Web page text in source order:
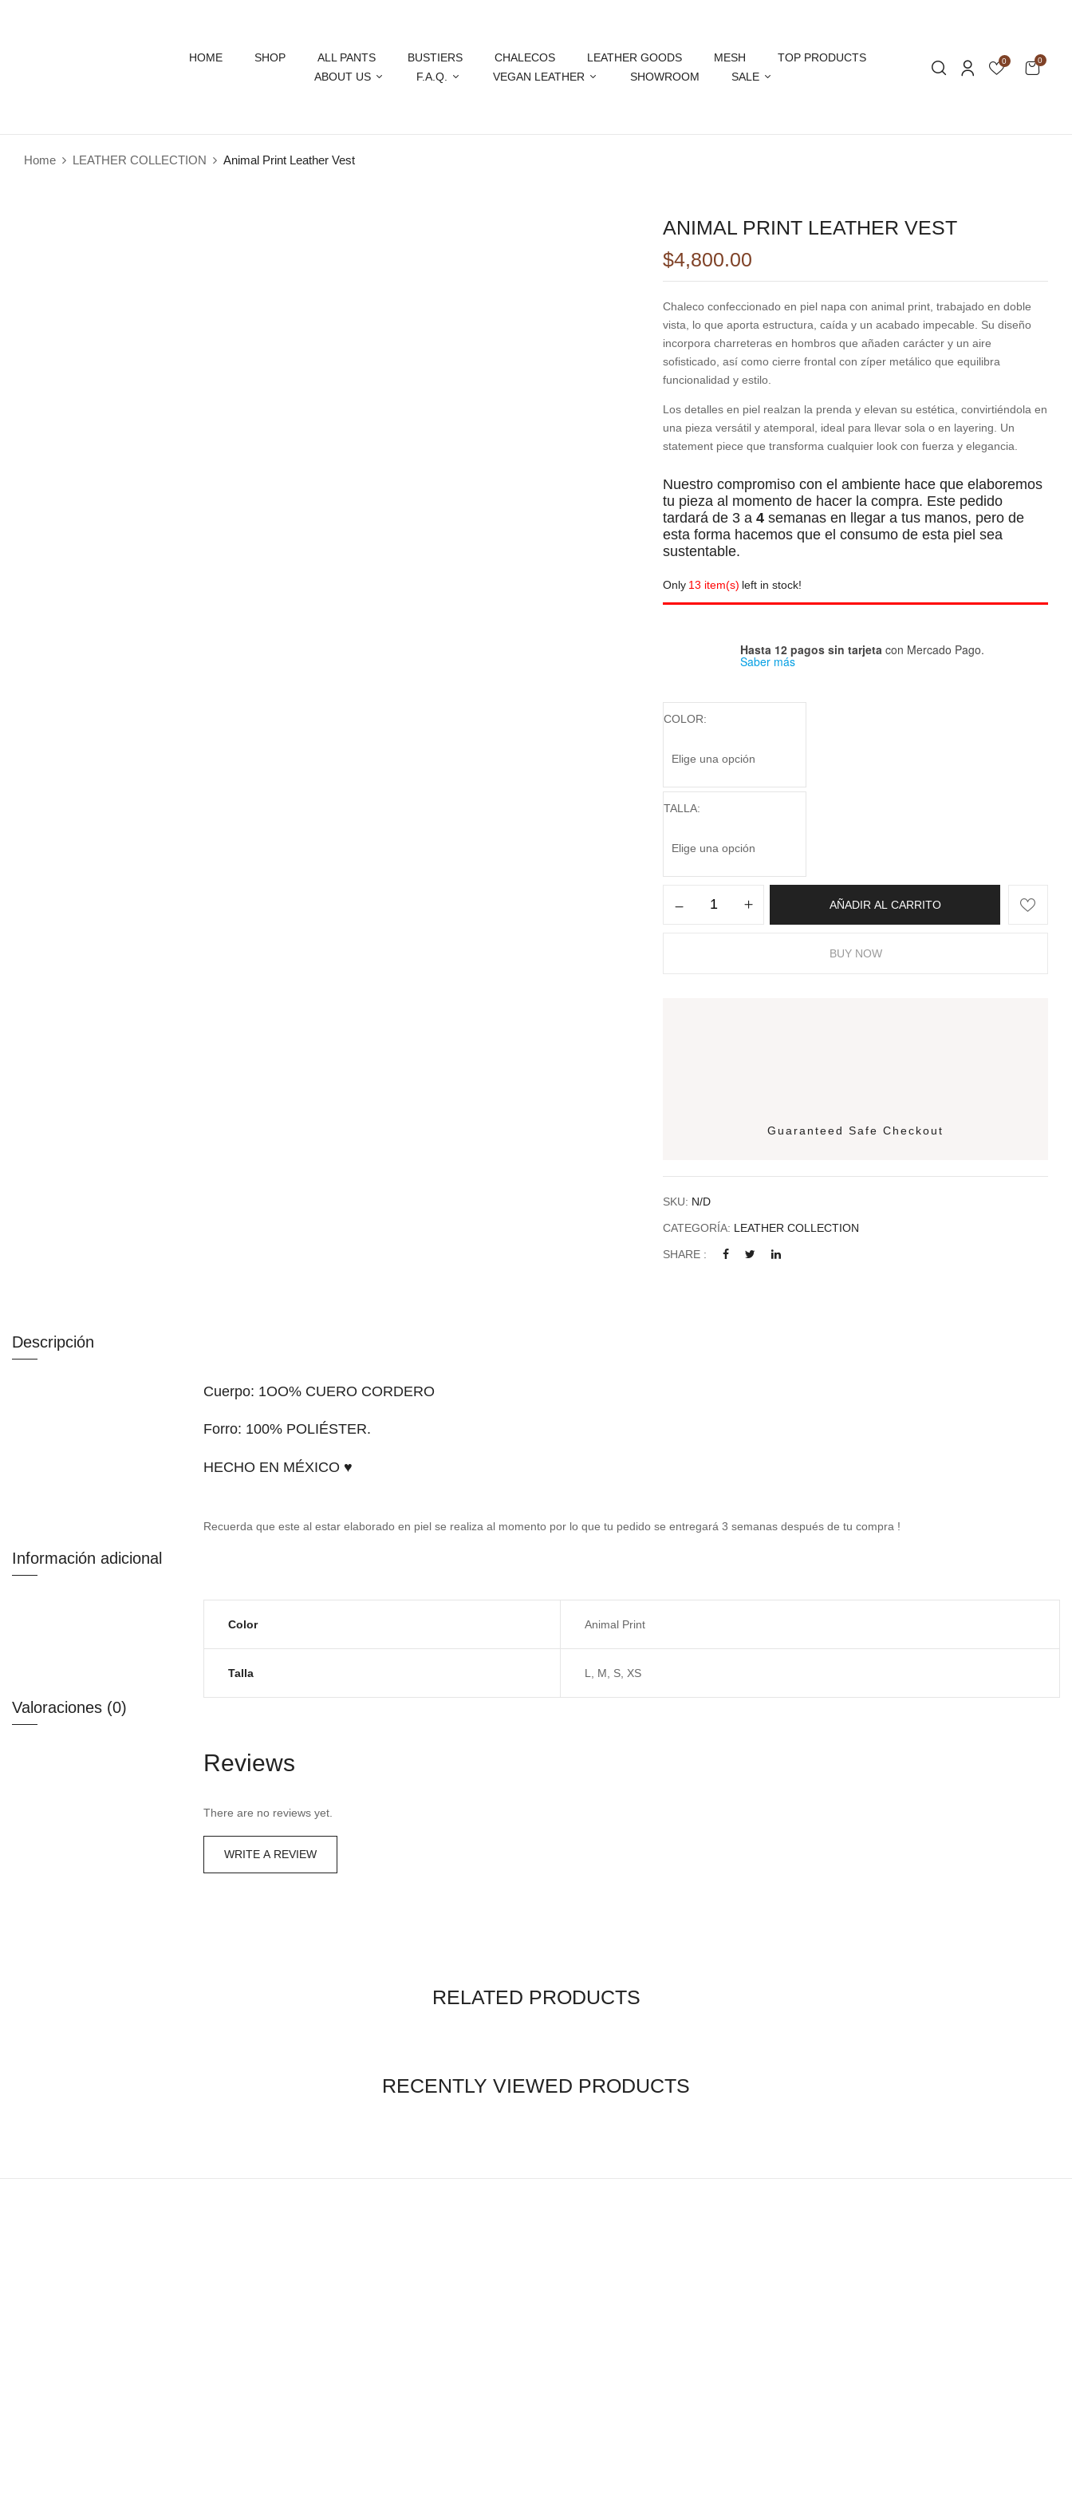
HOME SHOP ALL PANTS BUSTIERS CHALECOS LEATHER GOODS MESH
TOP PRODUCTS
ABOUT US
F.A.Q. VEGAN LEATHER SHOWROOM SALE
0 0
Home LEATHER COLLECTION Animal Print Leather Vest
ANIMAL PRINT LEATHER VEST
$4,800.00
Chaleco confeccionado en piel napa con animal print, trabajado en doble
vista, lo que aporta estructura, caída y un acabado impecable. Su diseño
incorpora charreteras en hombros que añaden carácter y un aire
sofisticado, así como cierre frontal con zíper metálico que equilibra
funcionalidad y estilo.
Los detalles en piel realzan la prenda y elevan su estética, convirtiéndola en
una pieza versátil y atemporal, ideal para llevar sola o en layering. Un
statement piece que transforma cualquier look con fuerza y elegancia.
Nuestro compromiso con el ambiente hace que elaboremos
tu pieza al momento de hacer la compra. Este pedido
tardará de 3 a4 semanas en llegar a tus manos, pero de
esta forma hacemos que el consumo de esta piel sea
sustentable.
Only 13 item(s) left in stock!
Hasta 12 pagos sin tarjeta con Mercado Pago.
Saber más
COLOR
TALLA
AÑADIR AL CARRITO
BUY NOW
Guaranteed Safe Checkout
SKU: N/D
CATEGORÍA: LEATHER COLLECTION
SHARE :
Descripción
Cuerpo: 1OO% CUERO CORDERO
Forro: 100% POLIÉSTER.
HECHO EN MÉXICO ♥
Recuerda que este al estar elaborado en piel se realiza al momento por lo que tu pedido se entregará 3 semanas después de tu compra !
Información adicional
Color Animal Print
Talla L, M, S, XS
Valoraciones (0)
Reviews
There are no reviews yet.
WRITE A REVIEW
BE THE FIRST TO REVIEW “ANIMAL PRINT LEATHER VEST”
RELATED PRODUCTS
RECENTLY VIEWED PRODUCTS